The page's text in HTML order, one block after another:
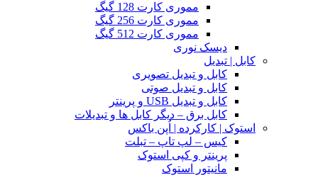
مموری کارت 128 گیگ
مموری کارت 256 گیگ
مموری کارت 512 گیگ
دیسک نوری
کابل | تبدیل
کابل و تبدیل تصویری
کابل و تبدیل صوتی
کابل و تبدیل USB و پرینتر
کابل برق – دیگر کابل ها و تبدیلات
استوک | کارکرده | اُپن باکس
کیس – لپ تاپ – تبلت
پرینتر و کپی استوک
مانیتور استوک